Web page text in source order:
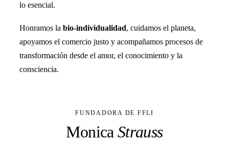
lo esencial.
Honramos labio-individualidad, cuidamos el planeta,
apoyamos el comercio justo y acompañamos procesos de
transformación desde el amor, el conocimiento y la
consciencia.
FUNDADORA DE FFLI
MonicaStrauss